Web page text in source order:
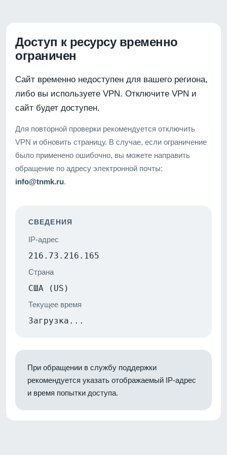
Доступ к ресурсу временно
ограничен
Сайт временно недоступен для вашего региона,
либо вы используете VPN. Отключите VPN и
сайт будет доступен.
Для повторной проверки рекомендуется отключить
VPN и обновить страницу. В случае, если ограничение
было применено ошибочно, вы можете направить
обращение по адресу электронной почты:
info@tnmk.ru.
СВЕДЕНИЯ
IP-адрес
216.73.216.165
Страна
США (US)
Текущее время
Загрузка...
При обращении в службу поддержки
рекомендуется указать отображаемый IP-адрес
и время попытки доступа.